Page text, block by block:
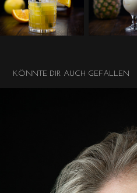
KÖNNTE DIR AUCH GEFALLEN